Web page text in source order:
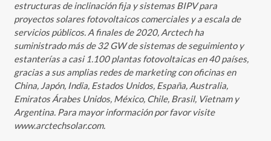
estructuras de inclinación fija y sistemas BIPV para
proyectos solares fotovoltaicos comerciales y a escala de
servicios públicos. A finales de 2020, Arctech ha
suministrado más de 32 GW de sistemas de seguimiento y
estanterías a casi 1.100 plantas fotovoltaicas en 40 países,
gracias a sus amplias redes de marketing con oficinas en
China, Japón, India, Estados Unidos, España, Australia,
Emiratos Árabes Unidos, México, Chile, Brasil, Vietnam y
Argentina. Para mayor información por favor visite
www.arctechsolar.com.